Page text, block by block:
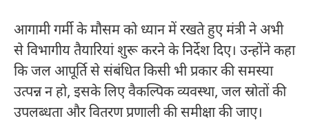
आगामी गर्मी के मौसम को ध्यान में रखते हुए मंत्री ने अभी
से विभागीय तैयारियां शुरू करने के निर्देश दिए। उन्होंने कहा
कि जल आपूर्ति से संबंधित किसी भी प्रकार की समस्या
उत्पन्न न हो, इसके लिए वैकल्पिक व्यवस्था, जल स्रोतों की
उपलब्धता और वितरण प्रणाली की समीक्षा की जाए।